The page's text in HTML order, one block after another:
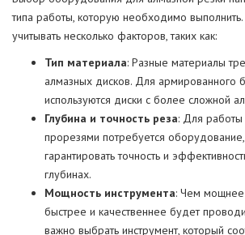
типа работы, которую необходимо
учитывать несколько факторов, таких как:
Тип материала: Разные материалы
алмазных дисков. Для армированного
используются диски с более сложной
Глубина и точность реза: Для работы
прорезями потребуется
гарантировать точность и
глубинах.
Мощность инструмента: Чем
быстрее и качественнее будет
важно выбрать инструмент, который